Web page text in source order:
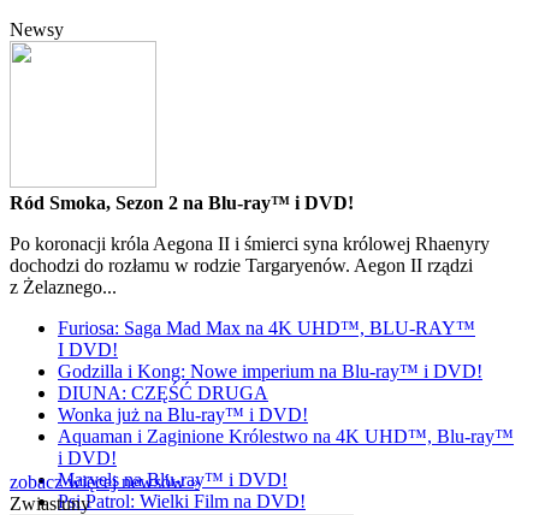
Newsy
Ród Smoka, Sezon 2 na Blu-ray™ i DVD!
Po koronacji króla Aegona II i śmierci syna królowej Rhaenyry
dochodzi do rozłamu w rodzie Targaryenów. Aegon II rządzi
z Żelaznego...
Furiosa: Saga Mad Max na 4K UHD™, BLU-RAY™
I DVD!
Godzilla i Kong: Nowe imperium na Blu-ray™ i DVD!
DIUNA: CZĘŚĆ DRUGA
Wonka już na Blu-ray™ i DVD!
Aquaman i Zaginione Królestwo na 4K UHD™, Blu-ray™
i DVD!
Marvels na Blu-ray™ i DVD!
Psi Patrol: Wielki Film na DVD!
zobacz więcej newsów »
Zwiastuny